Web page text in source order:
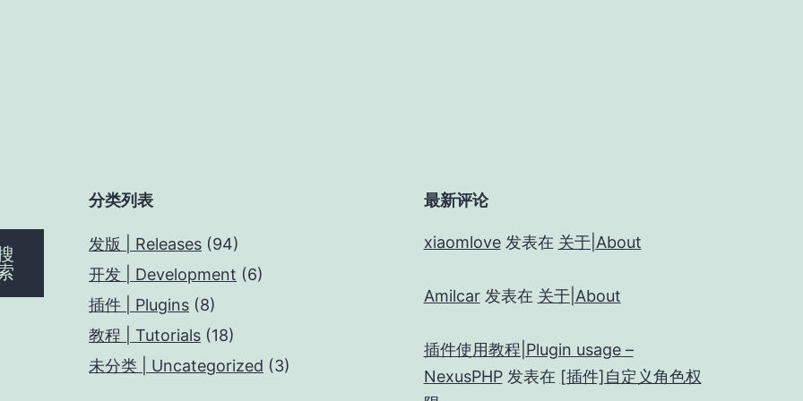
分类列表
发版 | Releases (94)
开发 | Development (6)
插件 | Plugins (8)
教程 | Tutorials (18)
未分类 | Uncategorized (3)
最新评论
xiaomlove发表在 关于|About
Amilcar发表在 关于|About
插件使用教程|Plugin usage –
NexusPHP发表在 [插件]自定义角色权